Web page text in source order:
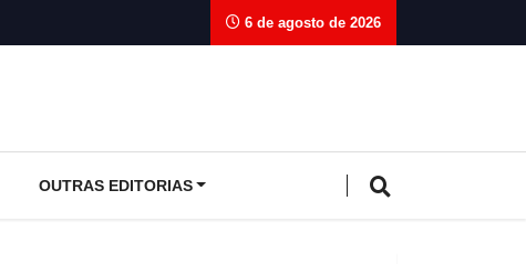
6 de agosto de 2026
OUTRAS EDITORIAS